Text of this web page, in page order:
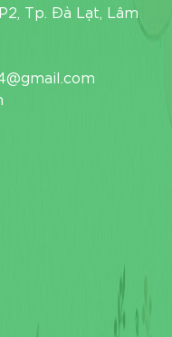
Tp. Đà Lạt, Lâm